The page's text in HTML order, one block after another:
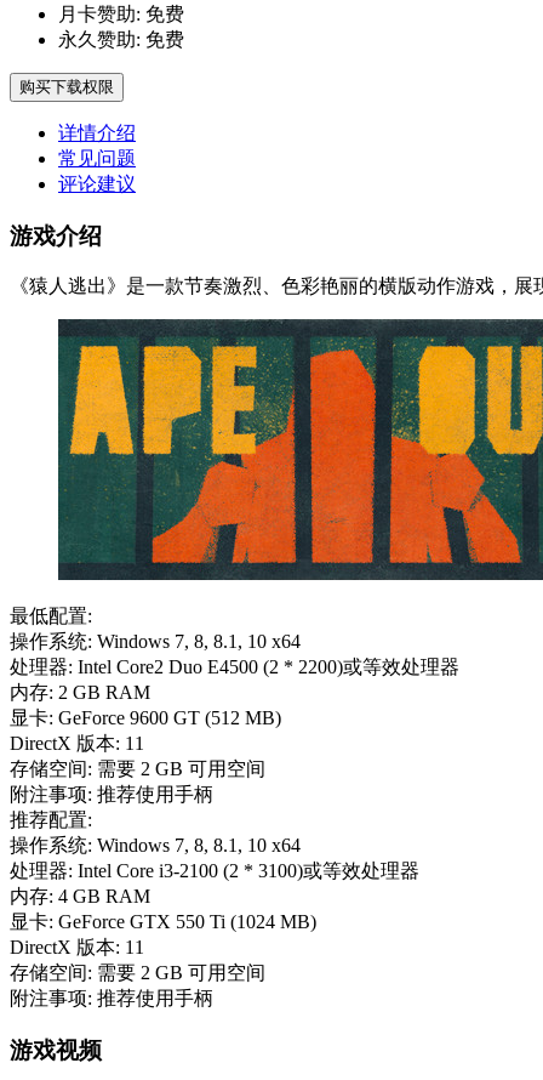
月卡赞助: 免费
永久赞助: 免费
购买下载权限
详情介绍
常见问题
评论建议
游戏介绍
《猿人逃出》是一款节奏激烈、色彩艳丽的横版动作游戏，
最低配置:
操作系统: Windows 7, 8, 8.1, 10 x64
处理器: Intel Core2 Duo E4500 (2 * 2200)或等效处理器
内存: 2 GB RAM
显卡: GeForce 9600 GT (512 MB)
DirectX 版本: 11
存储空间: 需要 2 GB 可用空间
附注事项: 推荐使用手柄
推荐配置:
操作系统: Windows 7, 8, 8.1, 10 x64
处理器: Intel Core i3-2100 (2 * 3100)或等效处理器
内存: 4 GB RAM
显卡: GeForce GTX 550 Ti (1024 MB)
DirectX 版本: 11
存储空间: 需要 2 GB 可用空间
附注事项: 推荐使用手柄
游戏视频